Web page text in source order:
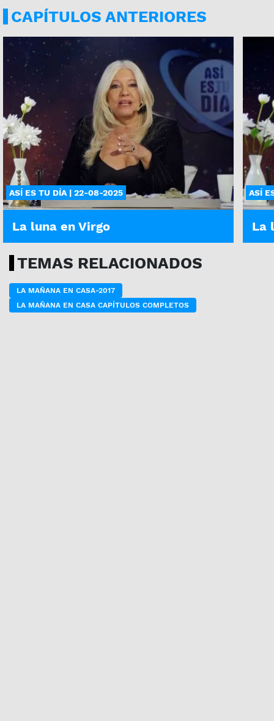
CAPÍTULOS ANTERIORES
ASÍ ES TU DÍA | 22-08-2025
La luna en Virgo
ASÍ
La
TEMAS RELACIONADOS
LA MAÑANA EN CASA-2017
LA MAÑANA EN CASA CAPÍTULOS COMPLETOS